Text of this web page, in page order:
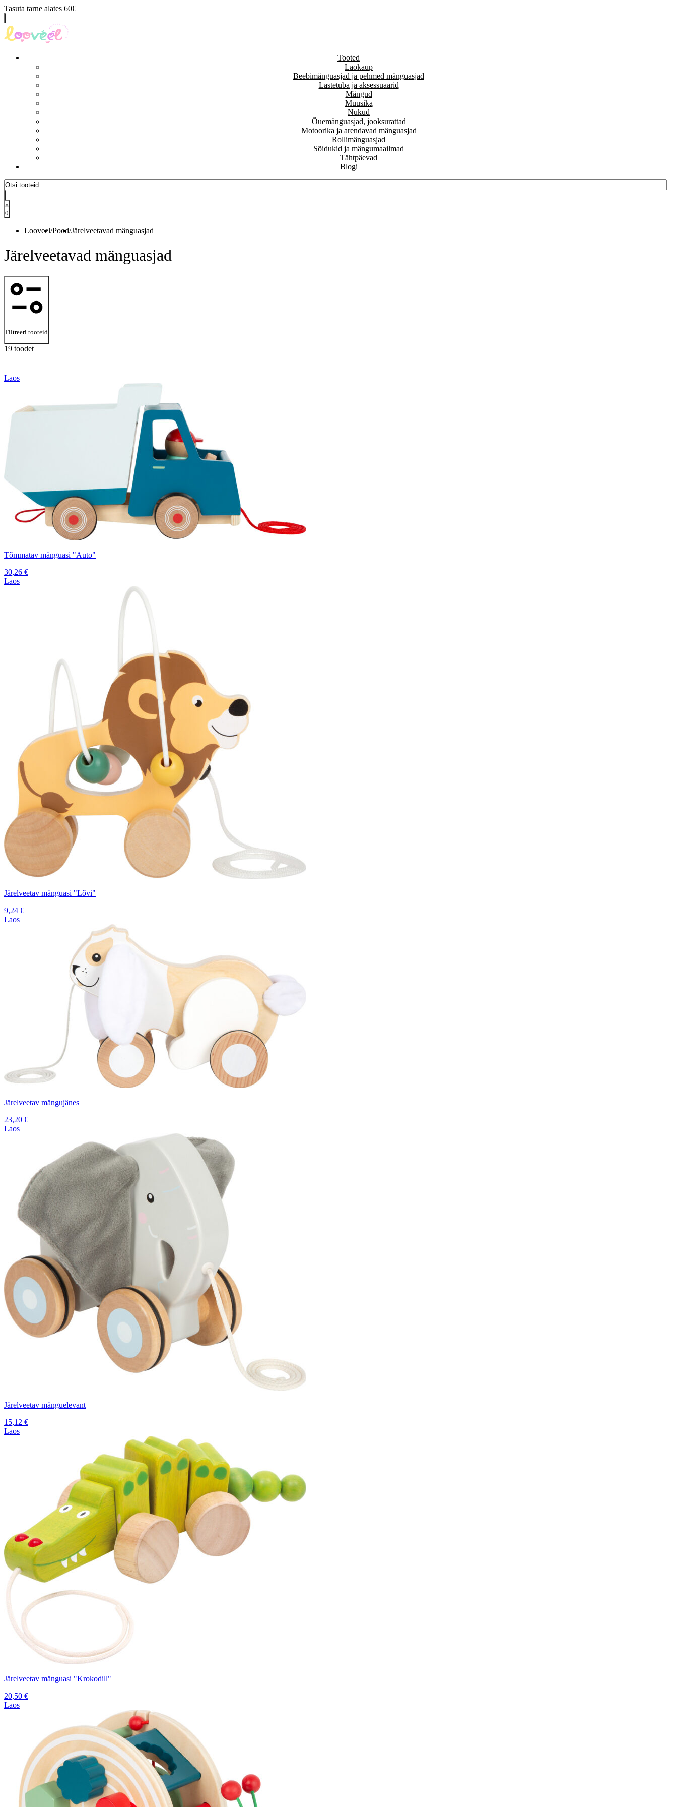
Tasuta tarne alates 60€
Tooted
Laokaup
Beebimänguasjad ja pehmed mänguasjad
Lastetuba ja aksessuaarid
Mängud
Muusika
Nukud
Õuemänguasjad, jooksurattad
Motoorika ja arendavad mänguasjad
Rollimänguasjad
Sõidukid ja mängumaailmad
Tähtpäevad
Blogi
0
Looveel/Pood/Järelveetavad mänguasjad
Järelveetavad mänguasjad
Filtreeri tooteid
19 toodet
Laos
Tõmmatav mänguasi "Auto"
30,26 €
Laos
Järelveetav mänguasi "Lõvi"
9,24 €
Laos
Järelveetav mängujänes
23,20 €
Laos
Järelveetav mänguelevant
15,12 €
Laos
Järelveetav mänguasi "Krokodill"
20,50 €
Laos